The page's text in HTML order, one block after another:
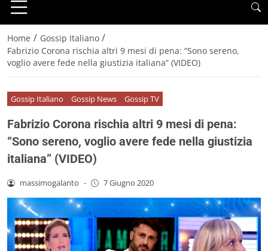
Home / Gossip Italiano /
Fabrizio Corona rischia altri 9 mesi di pena: “Sono sereno,
voglio avere fede nella giustizia italiana” (VIDEO)
Gossip Italiano Gossip News Gossip TV
Fabrizio Corona rischia altri 9 mesi di pena:
“Sono sereno, voglio avere fede nella giustizia
italiana” (VIDEO)
massimogalanto - 7 Giugno 2020